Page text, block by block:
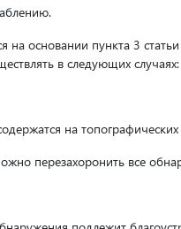
на основании пункта 3
в следующих случаях:
на топографических
перезахоронить все